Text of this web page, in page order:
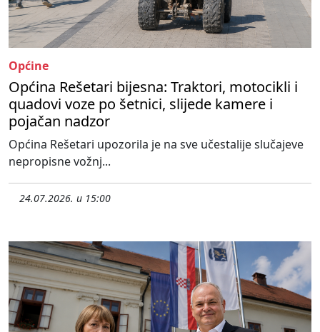
Općine
Općina Rešetari bijesna: Traktori, motocikli i
quadovi voze po šetnici, slijede kamere i
pojačan nadzor
Općina Rešetari upozorila je na sve učestalije slučajeve
nepropisne vožnj...
24.07.2026. u 15:00